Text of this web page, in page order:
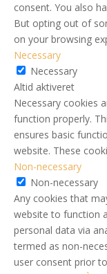
consent. You also
But opting out of
on your browsing
Necessary
Necessary
Altid aktiveret
Necessary cookies
function properly.
ensures basic
website. These
Non-necessary
Non-necessary
Any cookies that
website to function
personal data via
termed as non-
user consent prior